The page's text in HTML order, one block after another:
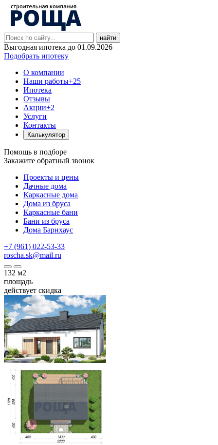
найти
Выгодная ипотека до 01.09.2026
Подобрать ипотеку
О компании
Наши работы+25
Ипотека
Отзывы
Акции+2
Услуги
Контакты
Калькулятор
Помощь в подборе
Закажите обратный звонок
Проекты и цены
Дачные дома
Каркасные дома
Дома из бруса
Каркасные бани
Бани из бруса
Дома Барнхаус
+7 (961) 022-53-33
roscha.sk@mail.ru
132 м2
площадь
действует скидка